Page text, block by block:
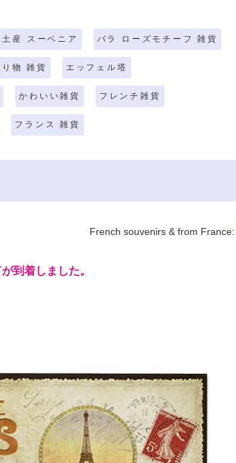
産 スーベニア バラ ローズモチーフ 雑貨
物 雑貨 エッフェル塔
かわいい雑貨 フレンチ雑貨
フランス 雑貨
French souvenirs & from France:
到着しました。